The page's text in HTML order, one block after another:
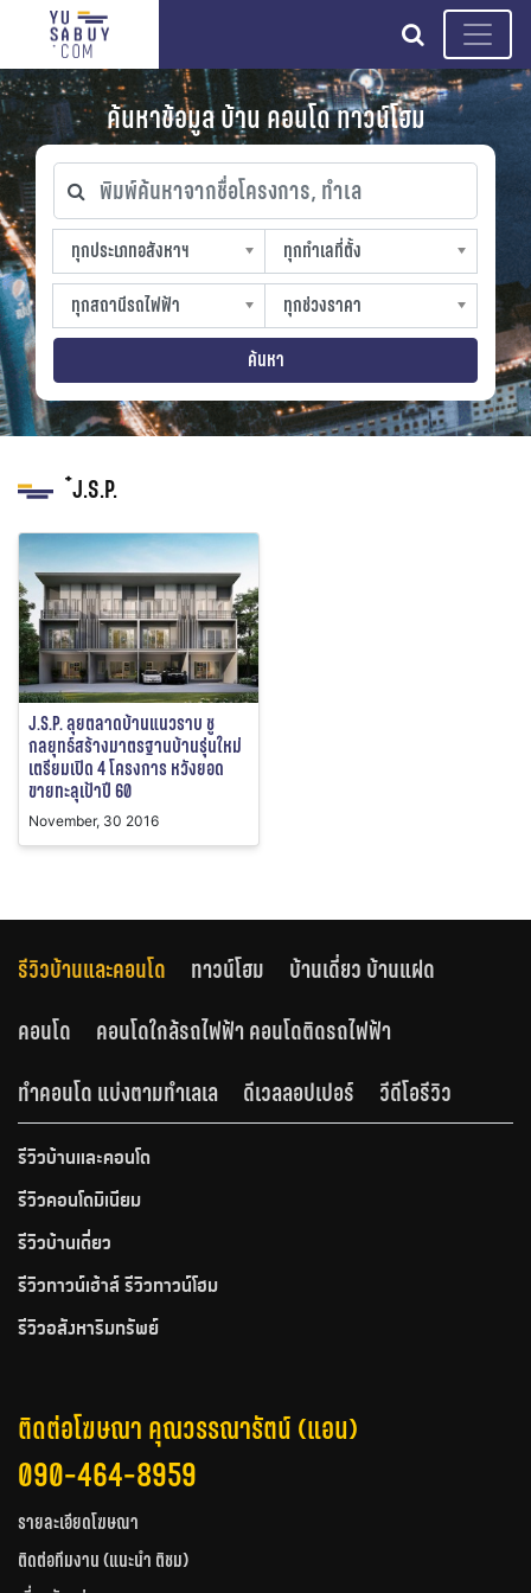
search
ค้นหาข้อมูล บ้าน คอนโด ทาวน์โฮม
พิมพ์ค้นหาจากชื่อโครงการ, ทำเล
ทุกประเภทอสังหาฯ
ทุกประเภทอสังหาฯ
sproperty
ทุกทำเลที่ตั้ง
ทุกทำเลที่ตั้ง
slocation
ทุกสถานีรถไฟฟ้า
ทุกสถานีรถไฟฟ้า
strain-station
ทุกช่วงราคา
ทุกช่วงราคา
sprice
ค้นหา
๋J.S.P.
J.S.P. ลุยตลาดบ้านแนวราบ ชู
กลยุทธ์สร้างมาตรฐานบ้านรุ่นใหม่
เตรียมเปิด 4 โครงการ หวังยอด
ขายทะลุเป้าปี 60
November, 30 2016
รีวิวบ้านและคอนโด ทาวน์โฮม
บ้านเดี่ยว บ้านแฝด
คอนโด
คอนโดใกล้รถไฟฟ้า คอนโดติดรถไฟฟ้า
ทำคอนโด แบ่งตามทำเลเล
ดีเวลลอปเปอร์ วีดีโอรีวิว
รีวิวบ้านและคอนโด
รีวิวคอนโดมิเนียม
รีวิวบ้านเดี่ยว
รีวิวทาวน์เฮ้าส์ รีวิวทาวน์โฮม
รีวิวอสังหาริมทรัพย์
ติดต่อโฆษณา คุณวรรณารัตน์ (แอน)
090-464-8959
รายละเอียดโฆษณา
ติดต่อทีมงาน (แนะนำ ติชม)